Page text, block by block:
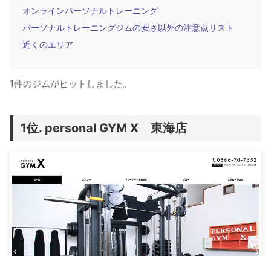
オンラインパーソナルトレーニング
パーソナルトレーニングジムの安さ以外の注意点リスト
近くのエリア
1件のジムがヒットしました。
personal GYM X 東海店